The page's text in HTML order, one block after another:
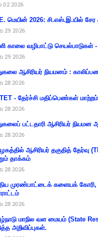
02 2026
மெயின் 2026: சி.எஸ்.இ.யில்
29 2026
காலை வழிபாட்டு செயல்பாடுகள் -
29 2026
ஆசிரியர் நியமனம் :
28 2026
- தேர்ச்சி மதிப்பெண்கள் மாற்றம்
28 2026
பட்டதாரி ஆசிரியர் நியமன
28 2026
ஆசிரியர் தகுதித் தேர்வு
தாக்கம்
28 2026
முரண்பாட்டைக் களையக் கோரி,
28 2026
மாநில வள மையம் (State
அறிவிப்புகள்.